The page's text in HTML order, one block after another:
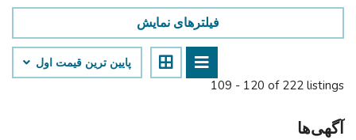
109 - 120 of 222 listings
فیلترهای نمایش
پایین ‌ترین قیمت اول
آگهی‌ها